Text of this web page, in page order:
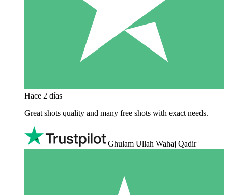
Hace 2 días
Great shots quality and many free shots with exact needs.
Ghulam Ullah Wahaj Qadir